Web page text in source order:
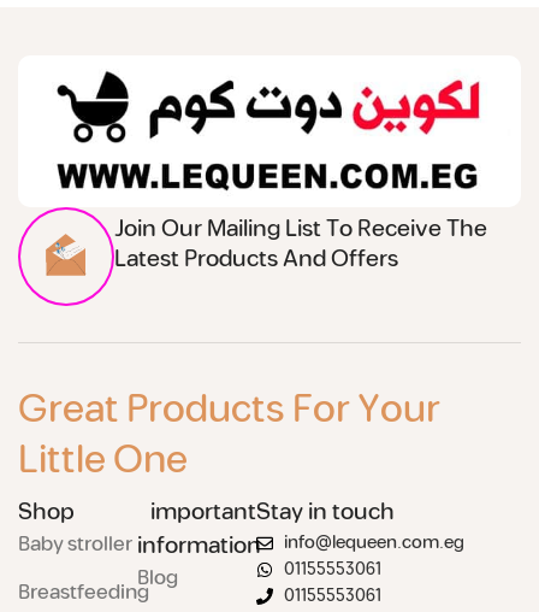
Join Our Mailing List To Receive The
Latest Products And Offers
Great Products For Your
Little One
Shop
Baby stroller
Breastfeeding
important
information
Blog
Stay in touch
info@lequeen.com.eg
01155553061
01155553061